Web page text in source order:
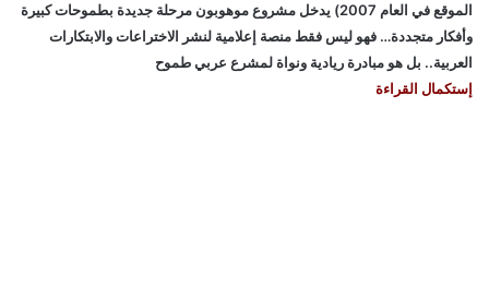
الموقع في العام 2007) يدخل مشروع موهوبون مرحلة جديدة بطموحات كبيرة
وأفكار متجددة… فهو ليس فقط منصة إعلامية لنشر الاختراعات والابتكارات
العربية.. بل هو مبادرة ريادية ونواة لمشرع عربي طموح
إستكمال القراءة